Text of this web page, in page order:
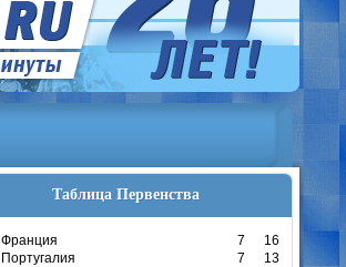
Таблица Первенства
Франция 7
16
Португалия 7
13